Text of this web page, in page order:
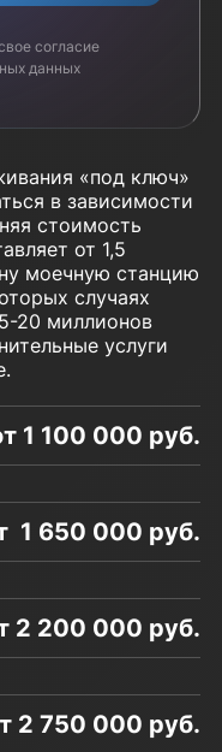
согласие
данных
«под ключ»
в зависимости
стоимость
от 1,5
моечную станцию
случаях
20 миллионов
услуги
1 100 000 руб.
1 650 000 руб.
2 200 000 руб.
2 750 000 руб.